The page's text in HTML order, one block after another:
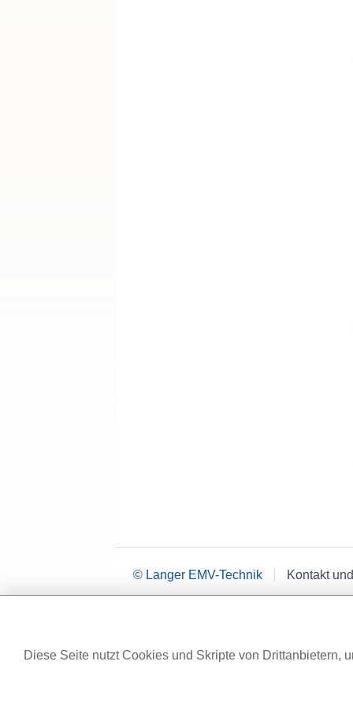
© Langer EMV-Technik Kontakt
Diese Seite nutzt Cookies und Skripte von Drittanbietern,